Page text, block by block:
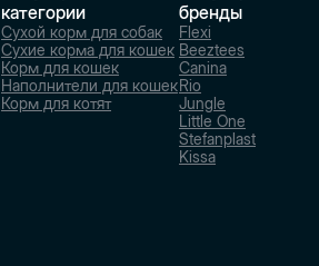
категории
Сухой корм для собак
Сухие корма для кошек
Корм для кошек
Наполнители для кошек
Корм для котят
бренды
Flexi
Beeztees
Canina
Rio
Jungle
Little One
Stefanplast
Kissa